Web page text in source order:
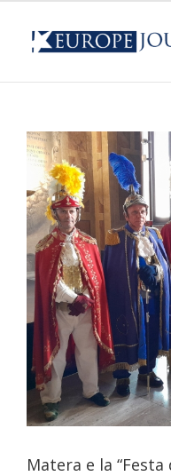
Matera e la “Festa